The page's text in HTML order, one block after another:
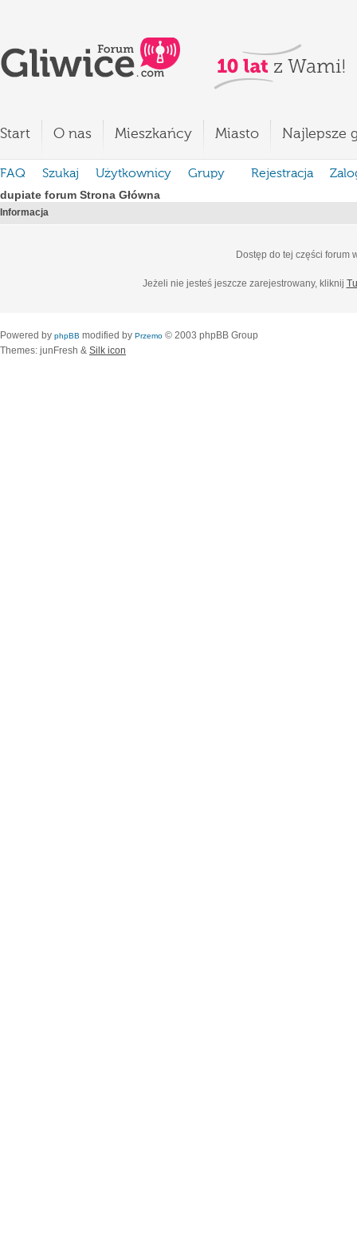
Start O nas Mieszkańcy Miasto Najlepsze
FAQ Szukaj Użytkownicy Grupy Rejestracja
dupiate forum Strona Główna
Informacja
Dostęp do tej części forum
Jeżeli nie jesteś jeszcze zarejestrowany, kliknij
Powered by phpBB modified by Przemo © 2003 phpBB Group
Themes: junFresh & Silk icon